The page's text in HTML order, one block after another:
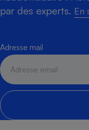
par des experts. En
Adresse mail